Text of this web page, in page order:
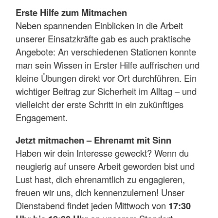
Erste Hilfe zum Mitmachen
Neben spannenden Einblicken in die Arbeit
unserer Einsatzkräfte gab es auch praktische
Angebote: An verschiedenen Stationen konnte
man sein Wissen in Erster Hilfe auffrischen und
kleine Übungen direkt vor Ort durchführen. Ein
wichtiger Beitrag zur Sicherheit im Alltag – und
vielleicht der erste Schritt in ein zukünftiges
Engagement.
Jetzt mitmachen – Ehrenamt mit Sinn
Haben wir dein Interesse geweckt? Wenn du
neugierig auf unsere Arbeit geworden bist und
Lust hast, dich ehrenamtlich zu engagieren,
freuen wir uns, dich kennenzulernen! Unser
Dienstabend findet jeden Mittwoch von 17:30